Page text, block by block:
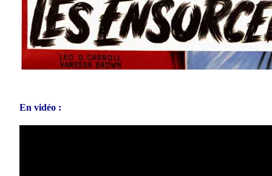
En vidéo :